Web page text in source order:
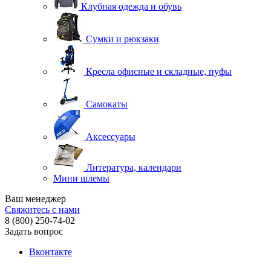
Клубная одежда и обувь
Сумки и рюкзаки
Кресла офисные и складные, пуфы
Самокаты
Аксессуары
Литература, календари
Мини шлемы
Ваш менеджер
Свяжитесь с нами
8 (800) 250-74-02
Задать вопрос
Вконтакте